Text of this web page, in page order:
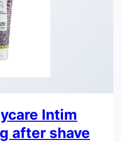
Intim
after shave